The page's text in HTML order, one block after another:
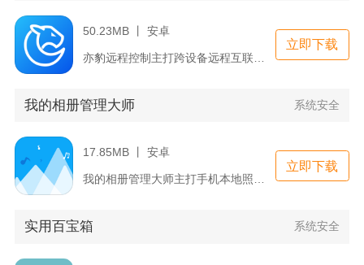
50.23MB 丨 安卓
立即下载
我的相册管理大师 系统安全
17.85MB 丨 安卓
立即下载
实用百宝箱 系统安全